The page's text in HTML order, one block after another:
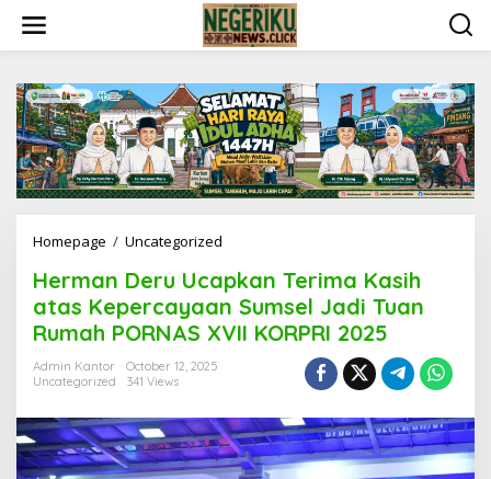
i
Homepage / Uncategorized
r
m
a
n
u
U
c
Herman Deru Ucapkan Terima Kasih
atas Kepercayaan Sumsel Jadi Tuan
Rumah PORNAS XVII KORPRI 2025
Admin Kantor
October 12, 2025
Uncategorized
341 Views